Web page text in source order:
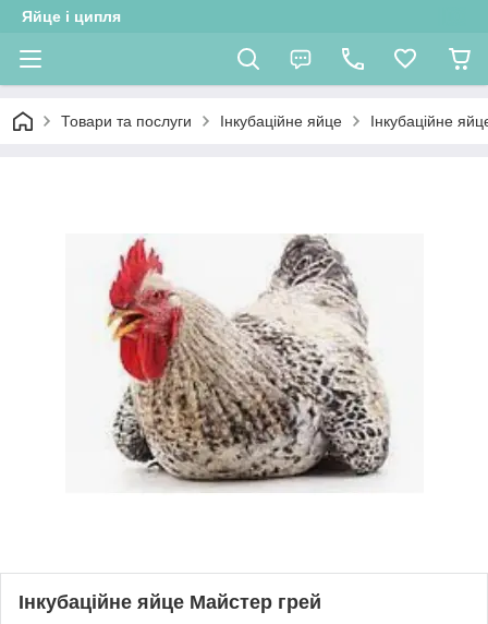
Яйце і ципля
Товари та послуги Інкубаційне яйце Інкубаційне
Інкубаційне яйце Майстер грей